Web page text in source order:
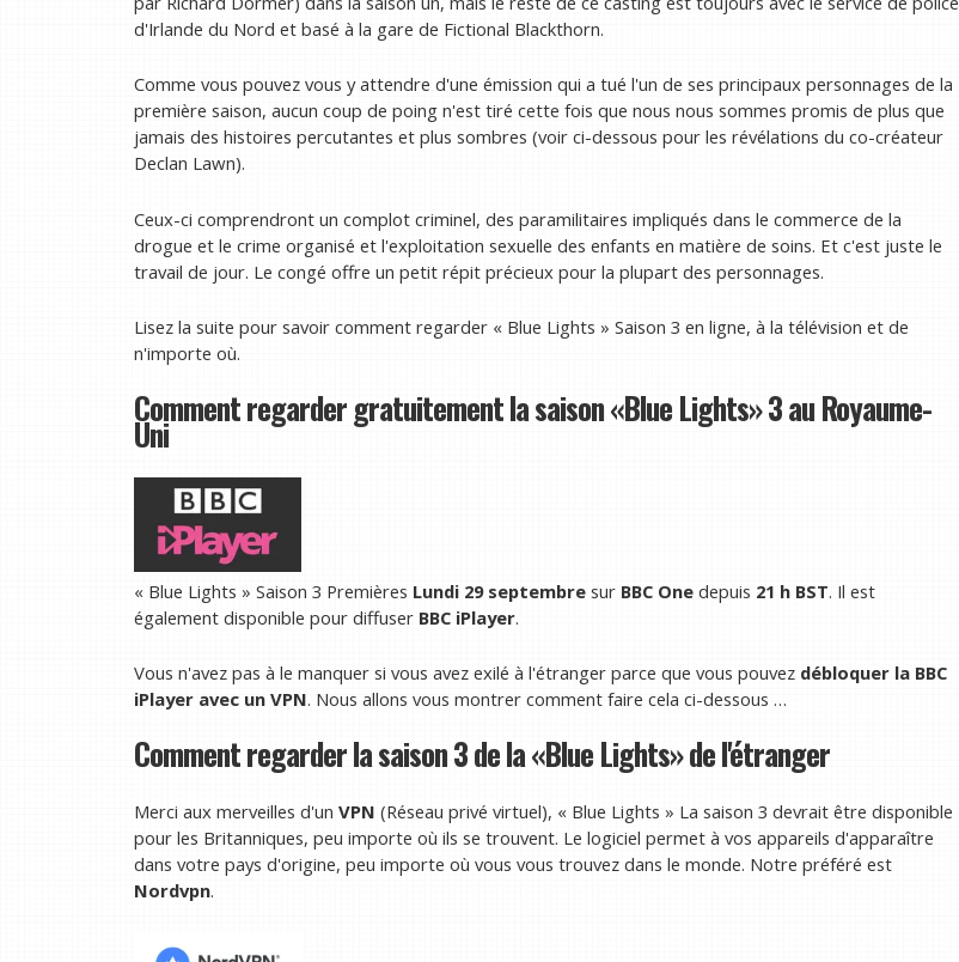
d'Irlande du Nord et basé à la gare de Fictional Blackthorn.
Comme vous pouvez vous y attendre d'une émission qui a tué l'un de ses principaux personnages de la
première saison, aucun coup de poing n'est tiré cette fois que nous nous sommes promis de plus que
jamais des histoires percutantes et plus sombres (voir ci-dessous pour les révélations du co-créateur
Declan Lawn).
Ceux-ci comprendront un complot criminel, des paramilitaires impliqués dans le commerce de la
drogue et le crime organisé et l'exploitation sexuelle des enfants en matière de soins. Et c'est juste le
travail de jour. Le congé offre un petit répit précieux pour la plupart des personnages.
Lisez la suite pour savoir comment regarder « Blue Lights » Saison 3 en ligne, à la télévision et de
n'importe où.
Comment regarder gratuitement la saison «Blue Lights» 3 au Royaume-
Uni
« Blue Lights » Saison 3 Premières Lundi 29 septembre sur BBC One depuis 21 h BST. Il est
également disponible pour diffuser BBC iPlayer.
Vous n'avez pas à le manquer si vous avez exilé à l'étranger parce que vous pouvez débloquer la BBC
iPlayer avec un VPN. Nous allons vous montrer comment faire cela ci-dessous …
Comment regarder la saison 3 de la «Blue Lights» de l'étranger
Merci aux merveilles d'un VPN (Réseau privé virtuel), « Blue Lights » La saison 3 devrait être disponible
pour les Britanniques, peu importe où ils se trouvent. Le logiciel permet à vos appareils d'apparaître
dans votre pays d'origine, peu importe où vous vous trouvez dans le monde. Notre préféré est
Nordvpn.